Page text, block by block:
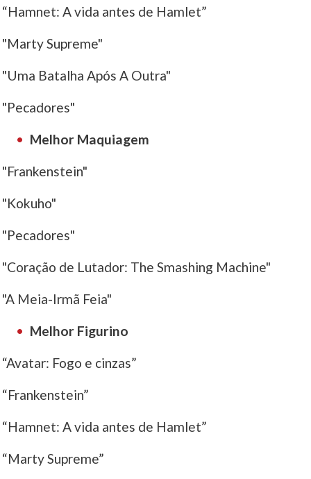
“Hamnet: A vida antes de Hamlet”
"Marty Supreme"
"Uma Batalha Após A Outra"
"Pecadores"
Melhor Maquiagem
"Frankenstein"
"Kokuho"
"Pecadores"
"Coração de Lutador: The Smashing Machine"
"A Meia-Irmã Feia"
Melhor Figurino
“Avatar: Fogo e cinzas”
“Frankenstein”
“Hamnet: A vida antes de Hamlet”
“Marty Supreme”